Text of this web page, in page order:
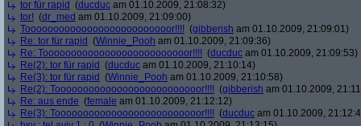
tor für rapid (ducduc am 01.10.2009, 21:08:32)
tor! (dr_med am 01.10.2009, 21:09:00)
Toooooooooooooooooooooooooor!!!! (gibberish am 01.10.2009, 21:09:01)
Re: tor für rapid (Winnie_Pooh am 01.10.2009, 21:09:36)
Re: Toooooooooooooooooooooooooor!!!! (ducduc am 01.10.2009, 21:09:53)
Re(2): tor für rapid (ducduc am 01.10.2009, 21:10:14)
Re(3): tor für rapid (Winnie_Pooh am 01.10.2009, 21:10:58)
Re(2): Toooooooooooooooooooooooooor!!!! (gibberish am 01.10.2009,
Re: aus ende (female am 01.10.2009, 21:12:12)
Re(3): Toooooooooooooooooooooooooor!!!! (ducduc am 01.10.2009,